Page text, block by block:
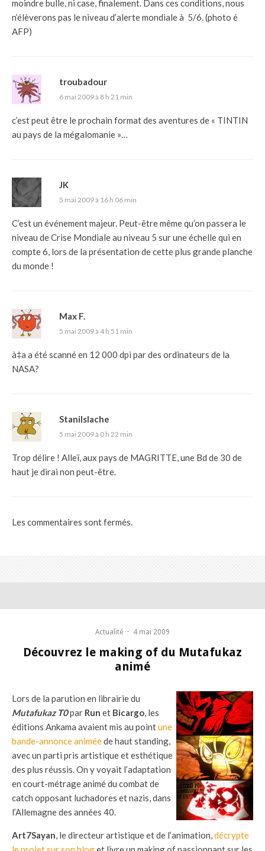
moindre bulle, ni case, finalement. Dans ces conditions, nous
n’élèverons pas le niveau d’alerte mondiale à 5/6. (photo é
AFP)
troubadour
6 mai 2009 à 8 h 21 min
c’est peut être le prochain format des aventures de « TINTIN
au pays de la mégalomanie »…
JK
5 mai 2009 à 16 h 06 min
C’est un événement majeur. Peut-être même qu’on passera le
niveau de Crise Mondiale au niveau 5 sur une échelle qui en
compte 6, lors de la présentation de cette plus grande planche
du monde !
Max F.
5 mai 2009 à 4 h 51 min
à‡a a été scanné en 12 000 dpi par des ordinateurs de la
NASA?
Stanilslache
5 mai 2009 à 0 h 22 min
Trop délire ! Alleï, aux pays de MAGRITTE, une Bd de 30 de
haut je dirai non peut-être.
Les commentaires sont fermés.
Actualité · 4 mai 2009
Découvrez le making of du Mutafukaz
animé
Lors de la parution en librairie du
Mutafukaz T0par Run et Bicargo , les
éditions Ankama avaient mis au pointune
bande-annonce animéede haut standing,
avec un parti pris artistique et esthétique
des plus réussis. On y voyait l’adaptation
en court-métrage animé du combat de
catch opposant luchadores et nazis, dans
l’Allemagne des années 40.
Art7Sayan , le directeur artistique et de l’animation, décrypte